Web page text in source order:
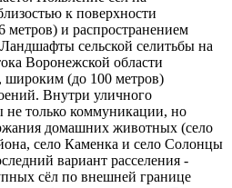
к поверхности
метров) и распространением
сельской селитьбы на
Воронежской области
широким (до 100 метров)
Внутри уличного
не только коммуникации, но
домашних животных (село
село Каменка и село Солонцы
вариант расселения -
сёл по внешней границе